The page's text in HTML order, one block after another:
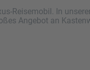
Reisemobil. In
Angebot an